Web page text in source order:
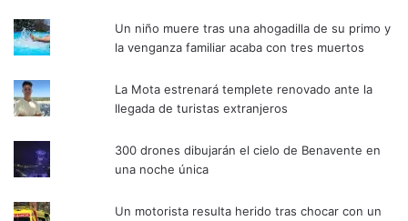
Un niño muere tras una ahogadilla de su primo y
la venganza familiar acaba con tres muertos
La Mota estrenará templete renovado ante la
llegada de turistas extranjeros
300 drones dibujarán el cielo de Benavente en
una noche única
Un motorista resulta herido tras chocar con un